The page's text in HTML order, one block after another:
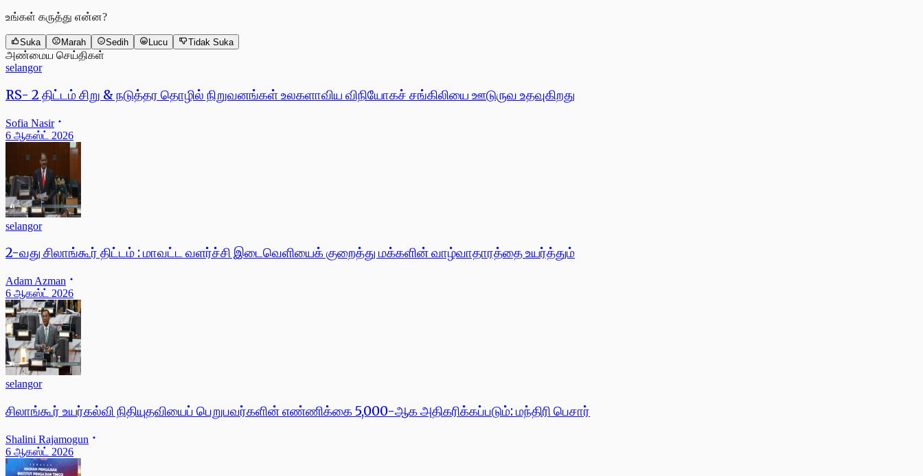
உங்கள் கருத்து என்ன?
Suka Marah Sedih Lucu Tidak Suka
அண்மைய செய்திகள்
selangor
RS- 2 திட்டம் சிறு & நடுத்தர தொழில் நிறுவனங்கள் உலகளாவிய விநியோகச் சங்கிலியை ஊடுருவ உதவுகிறது
Sofia Nasir
6 ஆகஸ்ட் 2026
selangor
2-வது சிலாங்கூர் திட்டம் : மாவட்ட வளர்ச்சி இடைவெளியைக் குறைத்து மக்களின் வாழ்வாதாரத்தை உயர்த்தும்
Adam Azman
6 ஆகஸ்ட் 2026
selangor
சிலாங்கூர் உயர்கல்வி நிதியுதவியைப் பெறுபவர்களின் எண்ணிக்கை 5,000-ஆக அதிகரிக்கப்படும்: மந்திரி பெசார்
Shalini Rajamogun
6 ஆகஸ்ட் 2026